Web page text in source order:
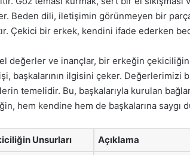
Beden dili, iletişimin görünmeyen bir
Çekici bir erkek, kendini ifade ederken
değerler ve inançlar, bir erkeğin
başkalarının ilgisini çeker. Değerlerimizi
temelidir. Bu, başkalarıyla kurulan
hem kendine hem de başkalarına saygı
Unsurları Açıklama